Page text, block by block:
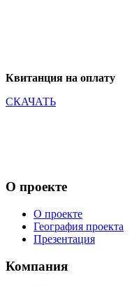
Квитанция на оплату
СКАЧАТЬ
О проекте
О проекте
География проекта
Презентация
Компания